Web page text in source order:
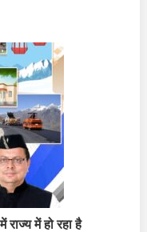
राज्य में हो रहा है